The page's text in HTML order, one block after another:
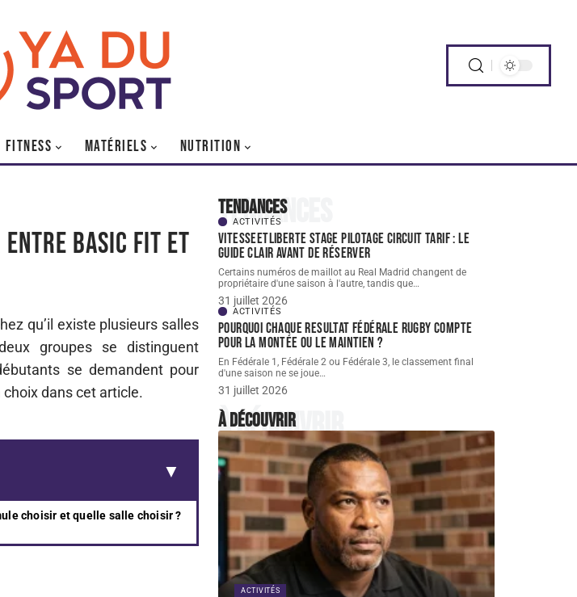
FITNESS MATÉRIELS NUTRITION
Basic Fit et
qu’il existe plusieurs salles
groupes se distinguent
se demandent pour
choix dans cet article.
choisir et quelle salle choisir ?
Tendances
Tendances
ACTIVITÉS
Vitesseetliberte stage pilotage circuit tarif : le
guide clair avant de réserver
Certains numéros de maillot au Real Madrid changent de
propriétaire d'une saison à l'autre, tandis que…
31 juillet 2026
ACTIVITÉS
Pourquoi chaque resultat Fédérale Rugby compte
pour la montée ou le maintien ?
En Fédérale 1, Fédérale 2 ou Fédérale 3, le classement final
d'une saison ne se joue…
31 juillet 2026
À découvrir
À découvrir
ACTIVITÉS